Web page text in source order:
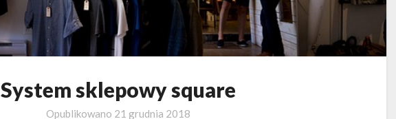
System sklepowy square
Opublikowano 21 grudnia 2018